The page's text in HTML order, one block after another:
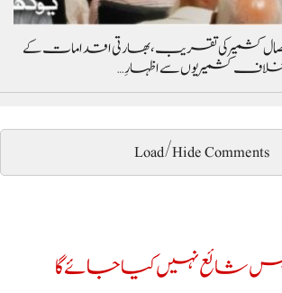
کشمیر کی تقریب، بھارتی اقدامات کے
کشمیریوں سے اظہارِ…
Load/Hide Comments
شائع نہیں کیا جائے گا